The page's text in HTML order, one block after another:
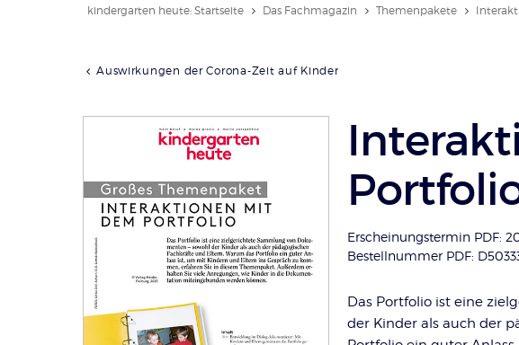
kindergarten heute: Startseite Das Fachmagazin Themenpakete
Auswirkungen der Corona-Zeit auf Kinder
Erscheinungstermin PDF:
Bestellnummer PDF:
Das Portfolio ist eine
der Kinder als auch der